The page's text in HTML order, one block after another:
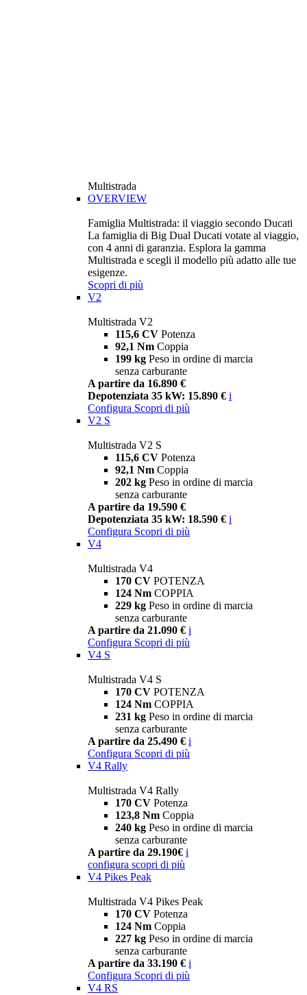
Multistrada
OVERVIEW
Famiglia Multistrada: il viaggio secondo Ducati
La famiglia di Big Dual Ducati votate al viaggio,
con 4 anni di garanzia. Esplora la gamma
Multistrada e scegli il modello più adatto alle tue
esigenze.
Scopri di più
V2
Multistrada V2
115,6 CV Potenza
92,1 Nm Coppia
199 kg Peso in ordine di marcia
senza carburante
A partire da 16.890 €
Depotenziata 35 kW: 15.890 € i
Configura Scopri di più
V2 S
Multistrada V2 S
115,6 CV Potenza
92,1 Nm Coppia
202 kg Peso in ordine di marcia
senza carburante
A partire da 19.590 €
Depotenziata 35 kW: 18.590 € i
Configura Scopri di più
V4
Multistrada V4
170 CV POTENZA
124 Nm COPPIA
229 kg Peso in ordine di marcia
senza carburante
A partire da 21.090 € i
Configura Scopri di più
V4 S
Multistrada V4 S
170 CV POTENZA
124 Nm COPPIA
231 kg Peso in ordine di marcia
senza carburante
A partire da 25.490 € i
Configura Scopri di più
V4 Rally
Multistrada V4 Rally
170 CV Potenza
123,8 Nm Coppia
240 kg Peso in ordine di marcia
senza carburante
A partire da 29.190€ i
configura scopri di più
V4 Pikes Peak
Multistrada V4 Pikes Peak
170 CV Potenza
124 Nm Coppia
227 kg Peso in ordine di marcia
senza carburante
A partire da 33.190 € i
Configura Scopri di più
V4 RS